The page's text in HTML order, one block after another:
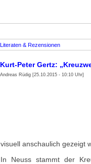
Literaten & Rezensionen
Kurt-Peter Gertz:
Andreas Rüdig [25.10.2015 - 10:10 Uhr]
visuell anschaulich gezeigt
In Neuss stammt der